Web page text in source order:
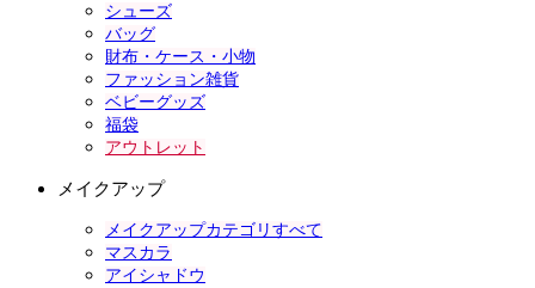
シューズ
バッグ
財布・ケース・小物
ファッション雑貨
ベビーグッズ
福袋
アウトレット
メイクアップ
メイクアップカテゴリすべて
マスカラ
アイシャドウ